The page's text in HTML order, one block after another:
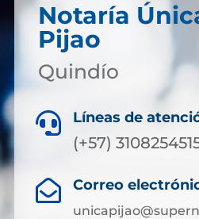
Notaría
Pijao
Quindío
 Líneas de
(+57)
 Correo